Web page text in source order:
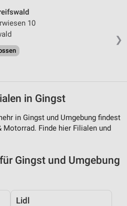
❯
10
in Gingst
in Gingst und Umgebung findest
Motorrad. Finde hier Filialen und
Gingst und Umgebung
Lidl